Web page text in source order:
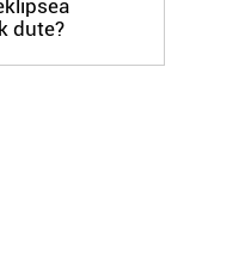
dute?